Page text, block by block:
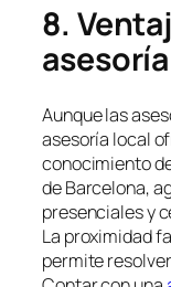
8.
Aunque las
asesoría local
conocimiento
de Barcelona,
presenciales y
La proximidad
permite